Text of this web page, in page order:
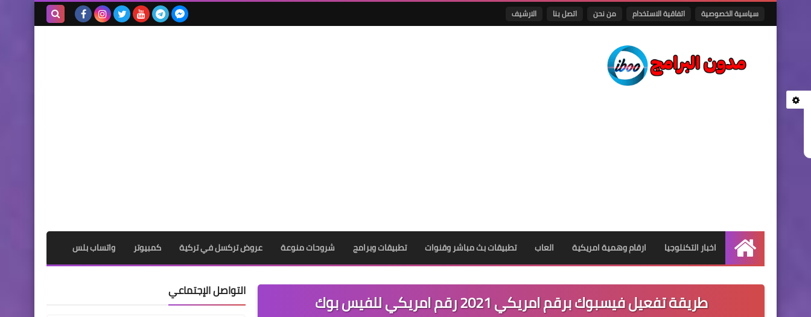
سياسية الخصوصية اتفاقية الاستخدام من نحن اتصل بنا الارشيف
الرئيسية
اخبار التكنلوجيا ارقام وهمية امريكية العاب تطبيقات بث مباشر وقنوات تطبيقات وبرامج شروحات منوعة عروض تركسل في تركية كمبيوتر واتساب بلس
طريقة تفعيل فيسبوك برقم امريكي 2021 رقم امريكي للفيس بوك التواصل الإجتماعي